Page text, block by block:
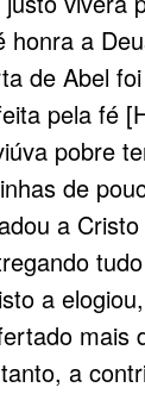
honra a
de Abel
pela fé
pobre
de
a
a
mais
a